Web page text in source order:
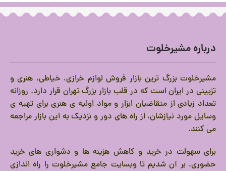
درباره مشیرخلوت
مشیرخلوت بزرگ ترین بازار فروش لوازم خرازی، خیاطی، هنری و
تزیینی در ایران است که در قلب بازار بزرگ تهران قرار دارد. روزانه
تعداد زیادی از متقاضیان ابزار و مواد اولیه ی هنری برای تهیه ی
وسایل مورد نیازشان، از راه های دور و نزدیک به این بازار مراجعه
می کنند.
برای سهولت در خرید و کاهش هزینه ها و دشواری های خرید
حضوری، بر آن شدیم تا وبسایت جامع مشیرخلوت را راه اندازی